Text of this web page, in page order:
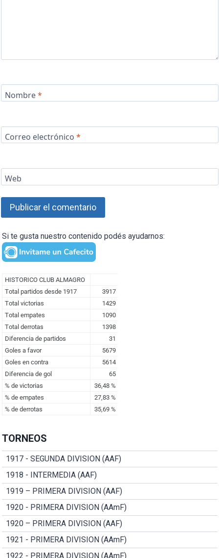
Nombre*
Correo electrónico *
Web
Si te gusta nuestro contenido podés ayudarnos:
TORNEOS
1917 - SEGUNDA DIVISION (AAF)
1918 - INTERMEDIA (AAF)
1919 – PRIMERA DIVISION (AAF)
1920 - PRIMERA DIVISION (AAmF)
1920 – PRIMERA DIVISION (AAF)
1921 - PRIMERA DIVISION (AAmF)
1922 - PRIMERA DIVISION (AAmF)